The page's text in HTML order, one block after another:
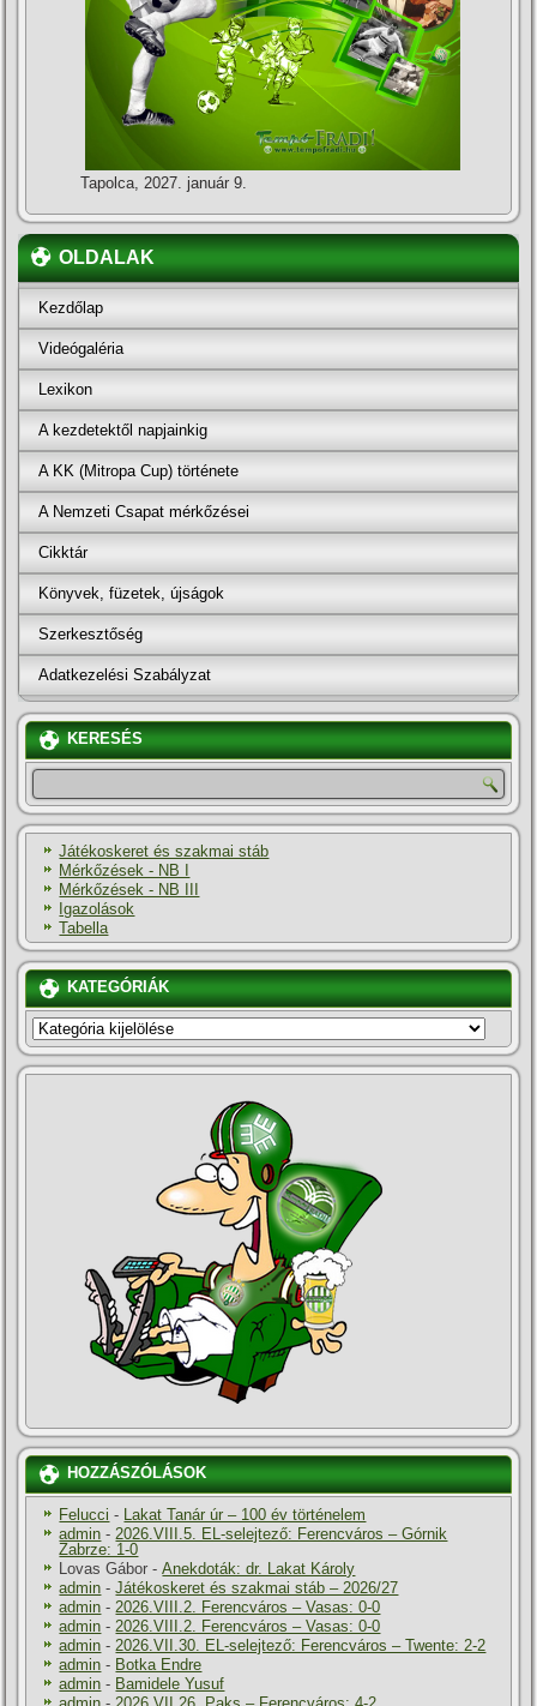
Tapolca, 2027. január 9.
OLDALAK
Kezdőlap
Videógaléria
Lexikon
A kezdetektől napjainkig
A KK (Mitropa Cup) története
A Nemzeti Csapat mérkőzései
Cikktár
Könyvek, füzetek, újságok
Szerkesztőség
Adatkezelési Szabályzat
KERESÉS
Játékoskeret és szakmai stáb
Mérkőzések - NB I
Mérkőzések - NB III
Igazolások
Tabella
KATEGÓRIÁK
KATEGÓRIÁK
HOZZÁSZÓLÁSOK
Felucci - Lakat Tanár úr – 100 év történelem
admin -2026.VIII.5. EL-selejtező: Ferencváros – Górnik
Zabrze: 1-0
Lovas Gábor -Anekdoták: dr. Lakat Károly
admin -Játékoskeret és szakmai stáb – 2026/27
admin -2026.VIII.2. Ferencváros – Vasas: 0-0
admin -2026.VIII.2. Ferencváros – Vasas: 0-0
admin -2026.VII.30. EL-selejtező: Ferencváros – Twente: 2-2
admin - Botka Endre
admin - Bamidele Yusuf